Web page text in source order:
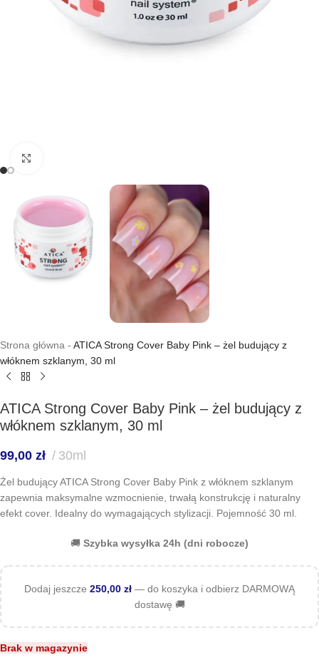
Strona główna - ATICA Strong Cover Baby Pink – żel budujący z
włóknem szklanym, 30 ml
ATICA Strong Cover Baby Pink – żel budujący z
włóknem szklanym, 30 ml
99,00 zł 30ml
Żel budujący ATICA Strong Cover Baby Pink z włóknem szklanym
zapewnia maksymalne wzmocnienie, trwałą konstrukcję i naturalny
efekt cover. Idealny do wymagających stylizacji. Pojemność 30 ml.
🚚 Szybka wysyłka 24h (dni robocze)
Dodaj jeszcze 250,00 zł — do koszyka i odbierz DARMOWĄ
dostawę 🚚
Brak w magazynie